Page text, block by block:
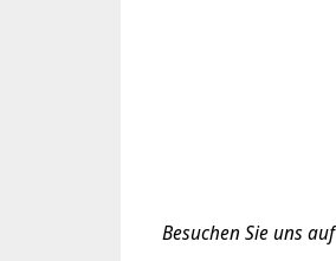
Besuchen Sie uns auf